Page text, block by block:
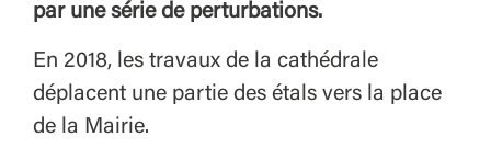
par une série de perturbations.
En 2018, les travaux de la cathédrale
déplacent une partie des étals vers la place
de la Mairie.